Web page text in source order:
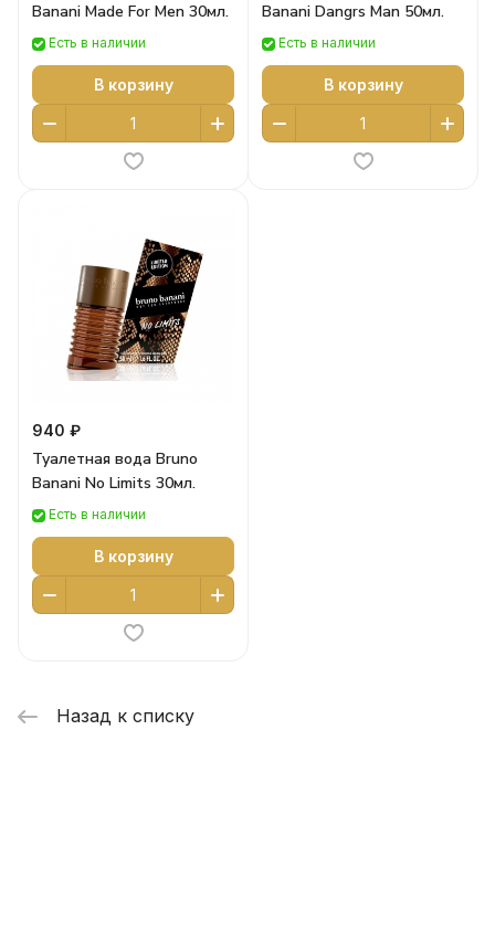
Banani Made For Men 30мл.
Есть в наличии
В корзину
Banani Dangrs Man 50мл.
Есть в наличии
В корзину
940 ₽
Туалетная вода Bruno
Banani No Limits 30мл.
Есть в наличии
В корзину
Назад к списку